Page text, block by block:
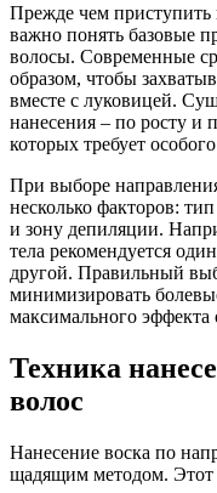
Прежде чем приступить
важно понять базовые
волосы. Современные
образом, чтобы
вместе с луковицей.
нанесения – по росту и
которых требует
При выборе
несколько факторов:
и зону депиляции.
тела рекомендуется
другой. Правильный
минимизировать
максимального эффекта
Техника
волос
Нанесение воска по
щадящим методом. Этот